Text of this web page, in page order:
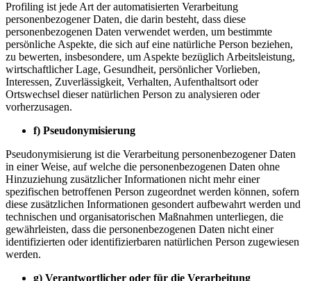
Profiling ist jede Art der automatisierten Verarbeitung
personenbezogener Daten, die darin besteht, dass diese
personenbezogenen Daten verwendet werden, um bestimmte
persönliche Aspekte, die sich auf eine natürliche Person beziehen,
zu bewerten, insbesondere, um Aspekte bezüglich Arbeitsleistung,
wirtschaftlicher Lage, Gesundheit, persönlicher Vorlieben,
Interessen, Zuverlässigkeit, Verhalten, Aufenthaltsort oder
Ortswechsel dieser natürlichen Person zu analysieren oder
vorherzusagen.
f) Pseudonymisierung
Pseudonymisierung ist die Verarbeitung personenbezogener Daten
in einer Weise, auf welche die personenbezogenen Daten ohne
Hinzuziehung zusätzlicher Informationen nicht mehr einer
spezifischen betroffenen Person zugeordnet werden können, sofern
diese zusätzlichen Informationen gesondert aufbewahrt werden und
technischen und organisatorischen Maßnahmen unterliegen, die
gewährleisten, dass die personenbezogenen Daten nicht einer
identifizierten oder identifizierbaren natürlichen Person zugewiesen
werden.
g) Verantwortlicher oder für die Verarbeitung